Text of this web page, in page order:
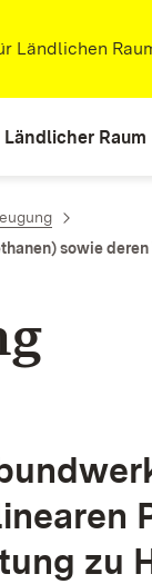
Ländlichen
Ländlicher Raum
sowie
zu